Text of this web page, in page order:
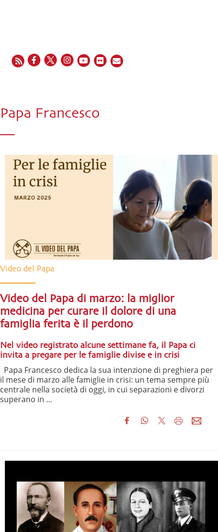
Papa Francesco
Video del Papa
Video del Papa di marzo: la miglior
medicina per curare il dolore di una
famiglia ferita è il perdono
Nel video registrato alcune settimane fa, il Papa ci
invita a pregare per le famiglie divise e in crisi
Papa Francesco dedica la sua intenzione di preghiera per
il mese di marzo alle famiglie in crisi: un tema sempre più
centrale nella società di oggi, in cui separazioni e divorzi
superano in ...